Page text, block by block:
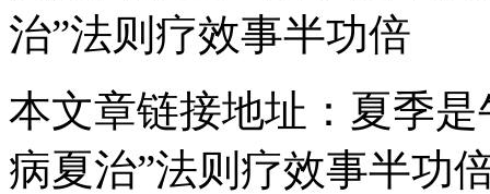
治”法则疗效事半功倍
本文章链接地址：夏季
病夏治”法则疗效事半功